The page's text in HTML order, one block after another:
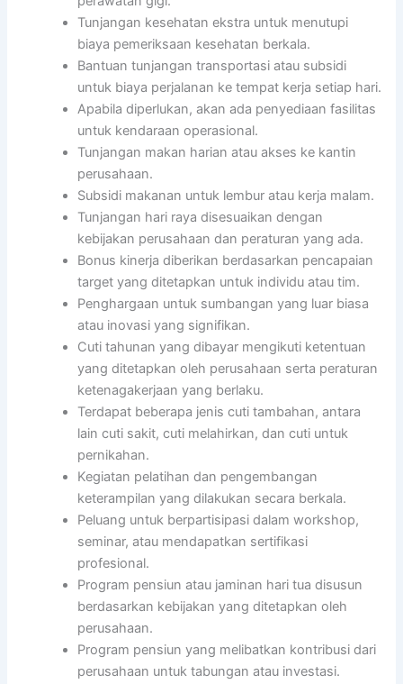
Tunjangan kesehatan ekstra untuk menutupi
biaya pemeriksaan kesehatan berkala.
Bantuan tunjangan transportasi atau subsidi
untuk biaya perjalanan ke tempat kerja setiap hari.
Apabila diperlukan, akan ada penyediaan fasilitas
untuk kendaraan operasional.
Tunjangan makan harian atau akses ke kantin
perusahaan.
Subsidi makanan untuk lembur atau kerja malam.
Tunjangan hari raya disesuaikan dengan
kebijakan perusahaan dan peraturan yang ada.
Bonus kinerja diberikan berdasarkan pencapaian
target yang ditetapkan untuk individu atau tim.
Penghargaan untuk sumbangan yang luar biasa
atau inovasi yang signifikan.
Cuti tahunan yang dibayar mengikuti ketentuan
yang ditetapkan oleh perusahaan serta peraturan
ketenagakerjaan yang berlaku.
Terdapat beberapa jenis cuti tambahan, antara
lain cuti sakit, cuti melahirkan, dan cuti untuk
pernikahan.
Kegiatan pelatihan dan pengembangan
keterampilan yang dilakukan secara berkala.
Peluang untuk berpartisipasi dalam workshop,
seminar, atau mendapatkan sertifikasi
profesional.
Program pensiun atau jaminan hari tua disusun
berdasarkan kebijakan yang ditetapkan oleh
perusahaan.
Program pensiun yang melibatkan kontribusi dari
perusahaan untuk tabungan atau investasi.